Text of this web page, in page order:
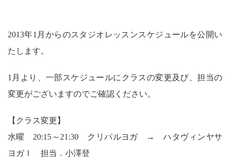
2013年1月からのスタジオレッスンスケジュールを公開い
たします。
1月より、一部スケジュールにクラスの変更及び、担当の
変更がございますのでご確認ください。
【クラス変更】
水曜 20:15～21:30 クリパルヨガ → ハタヴィンヤサ
ヨガⅠ 担当．小澤登